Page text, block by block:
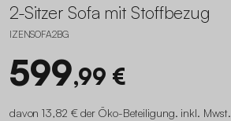
2-Sitzer Sofa mit Stoffbezug
IZENSOFA2BG
599,99 €
davon 13,82 € der Öko-Beteiligung. inkl. Mwst.